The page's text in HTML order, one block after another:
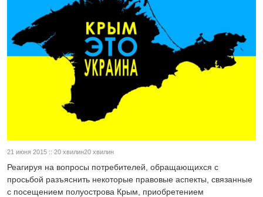
21 июня 2015 :: 20 хвилин20 хвилин
Реагируя на вопросы потребителей, обращающихся с
просьбой разъяснить некоторые правовые аспекты, связанные
с посещением полуострова Крым, приобретением